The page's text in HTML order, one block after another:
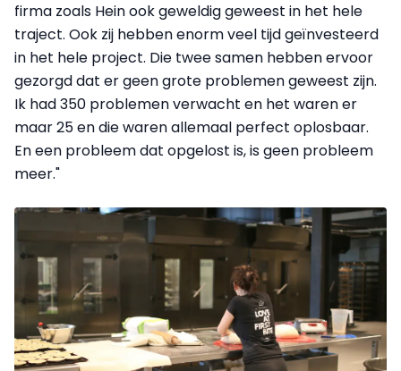
firma zoals Hein ook geweldig geweest in het hele
traject. Ook zij hebben enorm veel tijd geïnvesteerd
in het hele project. Die twee samen hebben ervoor
gezorgd dat er geen grote problemen geweest zijn.
Ik had 350 problemen verwacht en het waren er
maar 25 en die waren allemaal perfect oplosbaar.
En een probleem dat opgelost is, is geen probleem
meer."